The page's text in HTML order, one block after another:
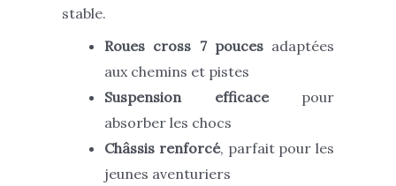
stable.
Roues cross 7 poucesadaptées
aux chemins et pistes
Suspension efficacepour
absorber les chocs
Châssis renforcé, parfait pour les
jeunes aventuriers